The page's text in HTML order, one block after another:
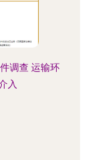
调查 运输环
入